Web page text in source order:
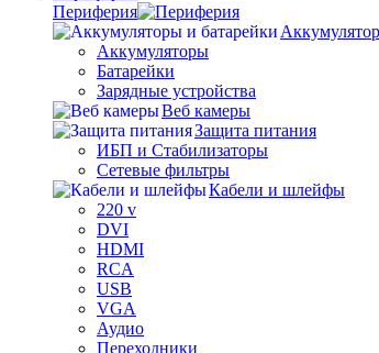
Периферия
Аккумуляторы
Батарейки
Зарядные устройства
Веб камеры
Защита питания
ИБП и Стабилизаторы
Сетевые фильтры
Кабели и шлейфы
220 v
DVI
HDMI
RCA
USB
VGA
Аудио
Переходники